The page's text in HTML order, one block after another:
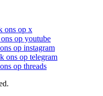
ons op x
op youtube
op instagram
ons op telegram
op threads